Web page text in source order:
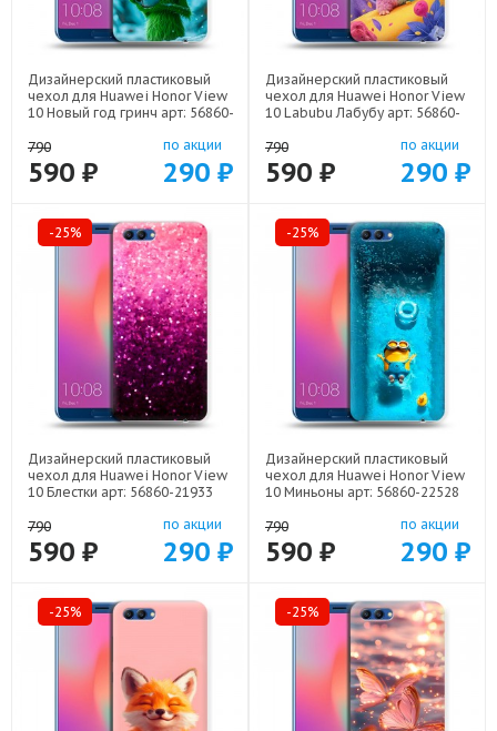
Дизайнерский пластиковый
чехол для Huawei Honor View
10 Новый год гринч арт: 56860-
790
590 ₽
по акции
290 ₽
Дизайнерский пластиковый
чехол для Huawei Honor View
10 Labubu Лабубу арт: 56860-
790
590 ₽
по акции
290 ₽
-25%
Дизайнерский пластиковый
чехол для Huawei Honor View
10 Блестки арт: 56860-21933
790
590 ₽
по акции
290 ₽
-25%
Дизайнерский пластиковый
чехол для Huawei Honor View
10 Миньоны арт: 56860-22528
790
590 ₽
по акции
290 ₽
-25% -25%